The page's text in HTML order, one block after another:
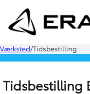
Værksted Tidsbestilling
Tidsbestilling